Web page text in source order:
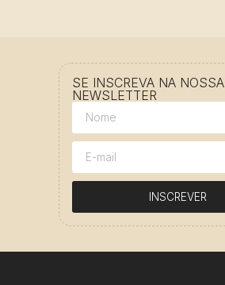
SE INSCREVA NA NOSSA
NEWSLETTER
INSCREVER